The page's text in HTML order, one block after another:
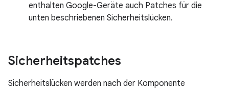
enthalten Google-Geräte auch Patches für die
unten beschriebenen Sicherheitslücken.
Sicherheitspatches
Sicherheitslücken werden nach der Komponente